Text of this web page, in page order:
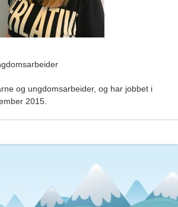
og ungdomsarbeider, og har jobbet i
2015.